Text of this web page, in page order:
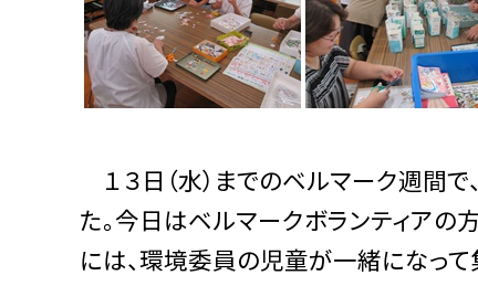
１３日（水）までのベルマーク週間
た。今日はベルマークボランティアの
には、環境委員の児童が一緒になっ